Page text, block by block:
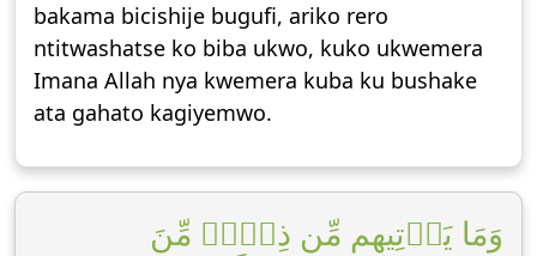
bakama bicishije bugufi, ariko rero
ntitwashatse ko biba ukwo, kuko ukwemera
Imana Allah nya kwemera kuba ku bushake
ata gahato kagiyemwo.
وَمَا يَأۡتِيهِم مِّن ذِكۡرٖ مِّنَ